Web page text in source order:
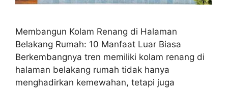
Membangun Kolam Renang di Halaman
Belakang Rumah: 10 Manfaat Luar Biasa
Berkembangnya tren memiliki kolam renang di
halaman belakang rumah tidak hanya
menghadirkan kemewahan, tetapi juga